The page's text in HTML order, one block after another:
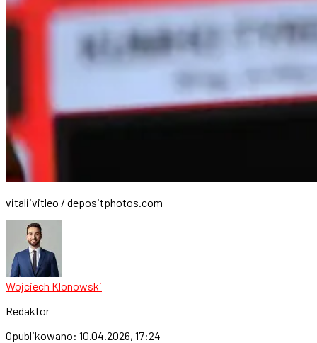
vitaliivitleo / depositphotos.com
Wojciech Klonowski
Redaktor
Opublikowano: 10.04.2026, 17:24